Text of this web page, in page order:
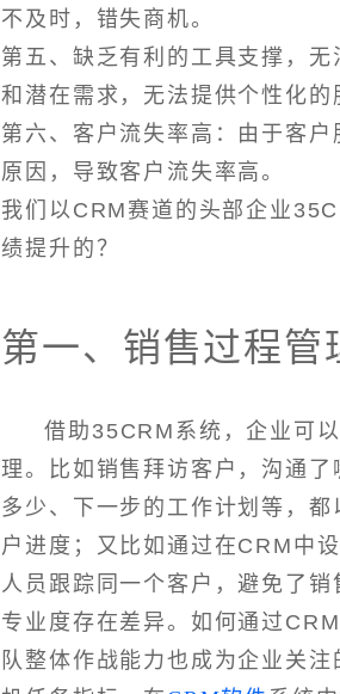
不及时，错失商机。
第五、缺乏有利的工具支撑，
和潜在需求，无法提供个性化的
第六、客户流失率高：由于客
原因，导致客户流失率高。
我们以CRM赛道的头部企业
绩提升的？
第一、销售过程管
借助35CRM系统，企业可
理。比如销售拜访客户，沟通
多少、下一步的工作计划等，
户进度；又比如通过在CRM中
人员跟踪同一个客户，避免了
专业度存在差异。如何通过
队整体作战能力也成为企业关